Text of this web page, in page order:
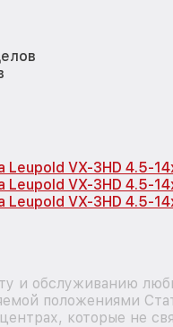
VX-3HD 4.5-
VX-3HD 4.5-
VX-3HD 4.5-
и обслуживанию
положениями
которые не